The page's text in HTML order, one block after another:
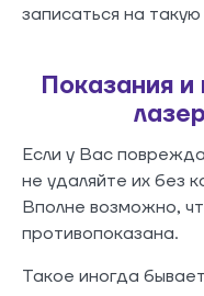
записаться на
Показания и
Если у Вас
не удаляйте их без
Вполне возможно,
противопоказана.
Такое иногда